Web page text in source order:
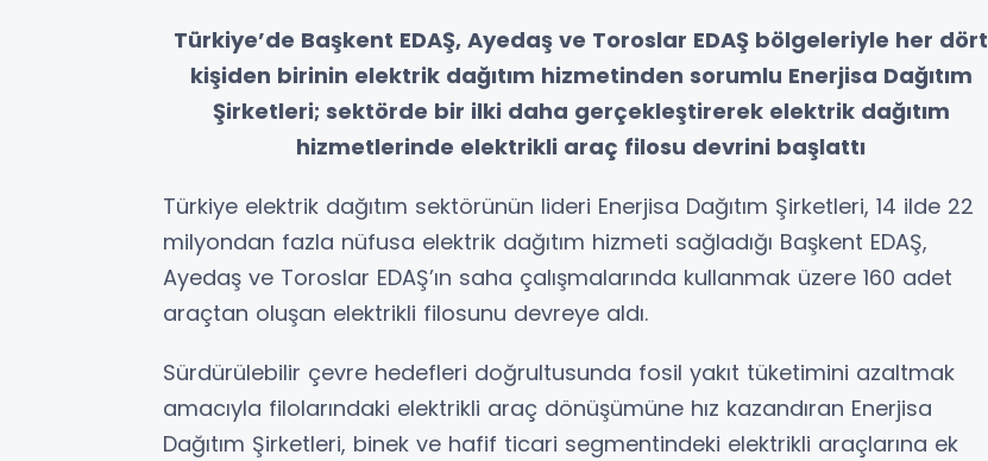
Türkiye’de Başkent EDAŞ, Ayedaş ve Toroslar EDAŞ bölgeleriyle her dört
kişiden birinin elektrik dağıtım hizmetinden sorumlu Enerjisa Dağıtım
Şirketleri; sektörde bir ilki daha gerçekleştirerek elektrik dağıtım
hizmetlerinde elektrikli araç filosu devrini başlattı
Türkiye elektrik dağıtım sektörünün lideri Enerjisa Dağıtım Şirketleri, 14 ilde 22
milyondan fazla nüfusa elektrik dağıtım hizmeti sağladığı Başkent EDAŞ,
Ayedaş ve Toroslar EDAŞ’ın saha çalışmalarında kullanmak üzere 160 adet
araçtan oluşan elektrikli filosunu devreye aldı.
Sürdürülebilir çevre hedefleri doğrultusunda fosil yakıt tüketimini azaltmak
amacıyla filolarındaki elektrikli araç dönüşümüne hız kazandıran Enerjisa
Dağıtım Şirketleri, binek ve hafif ticari segmentindeki elektrikli araçlarına ek